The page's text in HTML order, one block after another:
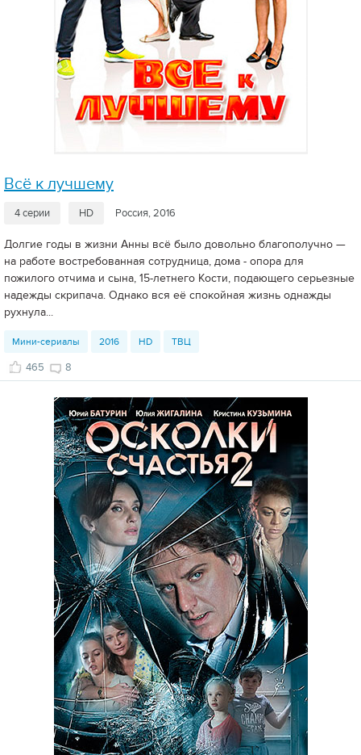
Всё к лучшему
4 серии HD Россия, 2016
Долгие годы в жизни Анны всё было довольно благополучно —
на работе востребованная сотрудница, дома - опора для
пожилого отчима и сына, 15-летнего Кости, подающего серьезные
надежды скрипача. Однако вся её спокойная жизнь однажды
рухнула...
Мини-сериалы 2016 HD ТВЦ
465 8